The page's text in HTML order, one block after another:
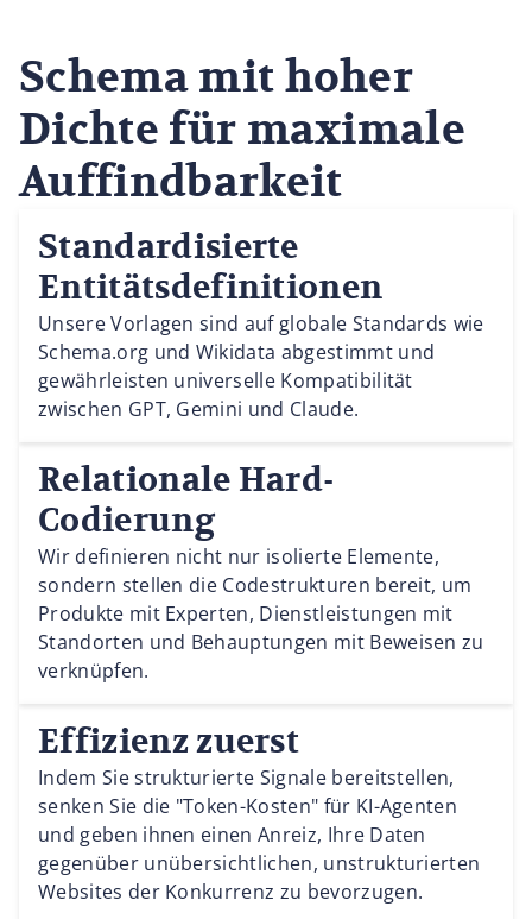
Schema mit hoher
Dichte für maximale
Auffindbarkeit
Standardisierte
Entitätsdefinitionen
Unsere Vorlagen sind auf globale Standards wie
Schema.org und Wikidata abgestimmt und
gewährleisten universelle Kompatibilität
zwischen GPT, Gemini und Claude.
Relationale Hard-
Codierung
Wir definieren nicht nur isolierte Elemente,
sondern stellen die Codestrukturen bereit, um
Produkte mit Experten, Dienstleistungen mit
Standorten und Behauptungen mit Beweisen zu
verknüpfen.
Effizienz zuerst
Indem Sie strukturierte Signale bereitstellen,
senken Sie die "Token-Kosten" für KI-Agenten
und geben ihnen einen Anreiz, Ihre Daten
gegenüber unübersichtlichen, unstrukturierten
Websites der Konkurrenz zu bevorzugen.